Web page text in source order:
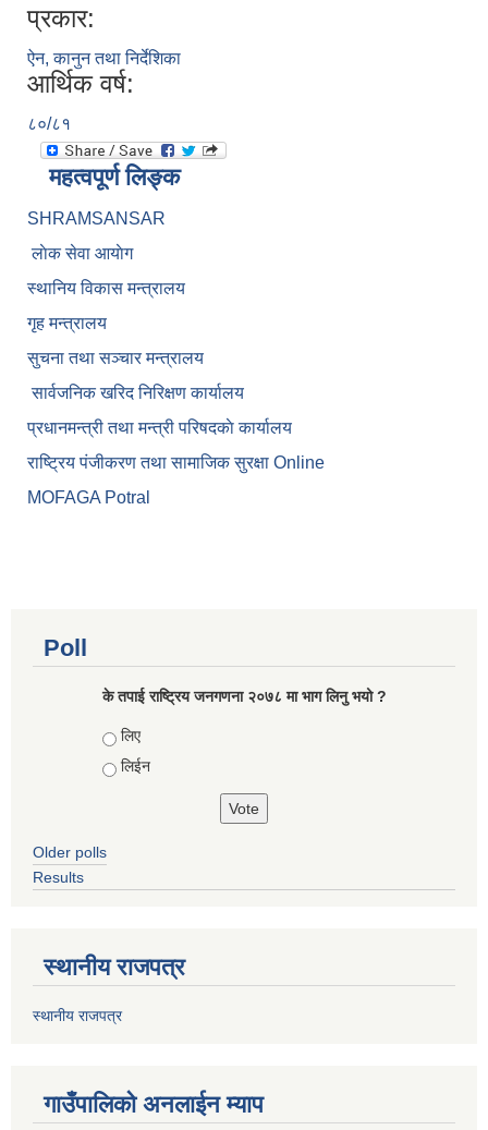
प्रकार:
ऐन, कानुन तथा निर्देशिका
आर्थिक वर्ष:
८०/८१
महत्वपूर्ण लिङ्क
SHRAMSANSAR
लाेक सेवा आयाेग
स्थानिय विकास मन्त्रालय
गृह मन्त्रालय
सुचना तथा सञ्चार मन्त्रालय
सार्वजनिक खरिद निरिक्षण कार्यालय
प्रधानमन्त्री तथा मन्त्री परिषदकाे कार्यालय
राष्ट्रिय पंजीकरण तथा सामाजिक सुरक्षा Online
MOFAGA Potral
Poll
के तपाई राष्ट्रिय जनगणना २०७८ मा भाग लिनु भयो ?
Choices
लिए
लिईन
Older polls
Results
स्थानीय राजपत्र
स्थानीय राजपत्र
गाउँपालिको अनलाईन म्याप